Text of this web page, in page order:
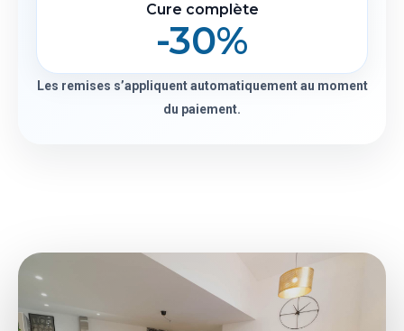
Cure complète
-30%
Les remises s’appliquent automatiquement au moment
du paiement.